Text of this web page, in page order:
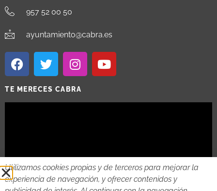
957 52 00 50
ayuntamiento@cabra.es
TE MERECES CABRA
Utilizamos cookies propias y de terceros para mejorar la
experiencia de navegación, y ofrecer contenidos y